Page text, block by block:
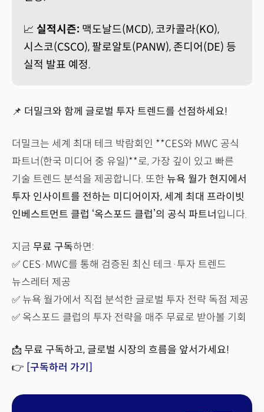
📈 실적시즌: 맥도날드(MCD), 코카콜라(KO),
시스코(CSCO), 팔로알토(PANW), 존디어(DE) 등
실적 발표 예정.
📌 더밀크와 함께 글로벌 투자 트렌드를 선점하세요!
더밀크는 세계 최대 테크 박람회인 **CES와 MWC 공식
파트너(한국 미디어 중 유일)**로, 가장 깊이 있고 빠른
기술 트렌드 분석을 제공합니다. 또한 뉴욕 월가 현지에서
투자 인사이트를 전하는 미디어이자, 세계 최대 프라이빗
인베스트먼트 클럽 ‘옥스포드 클럽’의 공식 파트너 입니다.
지금 무료 구독하면:
✅ CES·MWC를 통해 검증된 최신 테크·투자 트렌드
뉴스레터 제공
✅ 뉴욕 월가에서 직접 분석한 글로벌 투자 전략 독점 제공
✅ 옥스포드 클럽의 투자 전략을 매주 무료로 받아볼 기회
📩 무료 구독하고, 글로벌 시장의 흐름을 앞서가세요!
👉 [구독하러 가기]